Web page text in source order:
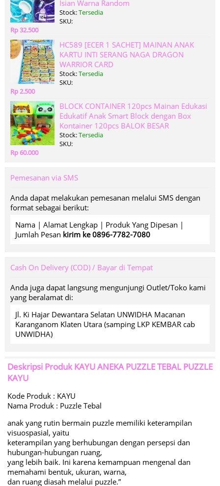
Isian Warna Random
Stock:Tersedia
SKU:
Rp 32.500
HC589 [ECER 1 SACHET] MAINAN ANAK
KARTU INTI SERANG NAGA DRAGON
WARRIOR CARD
Stock:Tersedia
SKU:
Rp 2.500
BLOCK CONTAINER 120pcs Mainan Edukasi
Edukatif Anak Smart Block dengan Box
Kontainer 120pcs BALOK BESAR
Stock:Tersedia
SKU:
Rp 60.000
Pemesanan via SMS
Anda dapat melakukan pemesanan melalui SMS dengan
format sebagai berikut:
Nama | Alamat Lengkap | Produk Yang Dipesan |
Jumlah Pesan kirim ke 0896-7782-7080
Cash On Delivery (COD) / Bayar di Tempat
Anda juga dapat langsung mengunjungi Outlet/Toko kami
yang beralamat di:
Jl. Ki Hajar Dewantara Selatan UNWIDHA Macanan
Karanganom Klaten Utara (samping LKP KEMBAR cab
UNWIDHA)
Deskripsi ProdukKAYU ANEKA PUZZLE TEBAL PUZZLE
KAYU
Kode Produk : KAYU
Nama Produk : Puzzle Tebal
anak yang rutin bermain puzzle memiliki keterampilan
visuospasial, yaitu
keterampilan yang berhubungan dengan persepsi dan
hubungan-hubungan ruang,
yang lebih baik. Ini karena kemampuan mengenal dan
memahami bentuk, ukuran, warna,
dan ruang diasah melalui puzzle.”